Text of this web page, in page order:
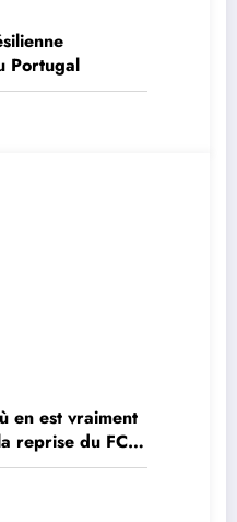
Portugal
en est vraiment
reprise du FC